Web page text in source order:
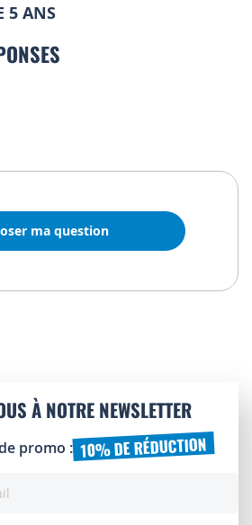
5 ANS
ma question
À NOTRE NEWSLETTER
promo : 10% DE RÉDUCTION